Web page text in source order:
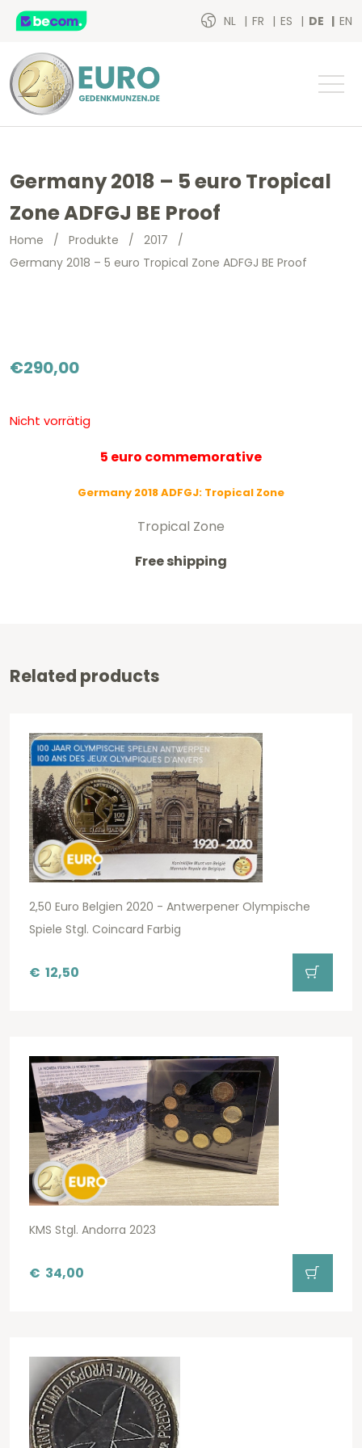
NL FR ES DE EN
Germany 2018 – 5 euro Tropical
Zone ADFGJ BE Proof
Home / Produkte / 2017 /
Germany 2018 – 5 euro Tropical Zone ADFGJ BE Proof
€290,00
Nicht vorrätig
5 euro commemorative
Germany 2018 ADFGJ: Tropical Zone
Tropical Zone
Free shipping
Related products
2,50 Euro Belgien 2020 - Antwerpener Olympische
Spiele Stgl. Coincard Farbig
€ 12,50
KMS Stgl. Andorra 2023
€ 34,00